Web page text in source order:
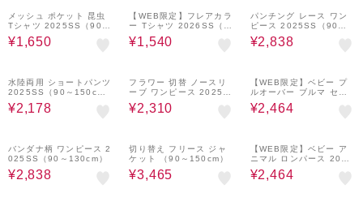
メッシュ ポケット 昆虫
Tシャツ 2025SS（90～
130cm）
¥1,650
【WEB限定】フレアカラ
ー Tシャツ 2026SS（9
0～140cm）カジュアル
プチプラ 保育園 通学 定
¥1,540
パンチング レース ワン
ピース 2025SS（90～1
50cm）
¥2,838
水陸両用 ショートパンツ
2025SS（90～150c
m）
¥2,178
フラワー 切替 ノースリ
ーブ ワンピース 2025S
S（90～150cm）
¥2,310
【WEB限定】ベビー プ
ルオーバー ブルマ セッ
ト2026SS（70～80c
m）
¥2,464
バンダナ柄 ワンピース 2
025SS（90～130cm）
¥2,838
切り替え フリース ジャ
ケット （90～150cm）
¥3,465
【WEB限定】ベビー ア
ニマル ロンパース 2026
SS (70～80cm)
¥2,464